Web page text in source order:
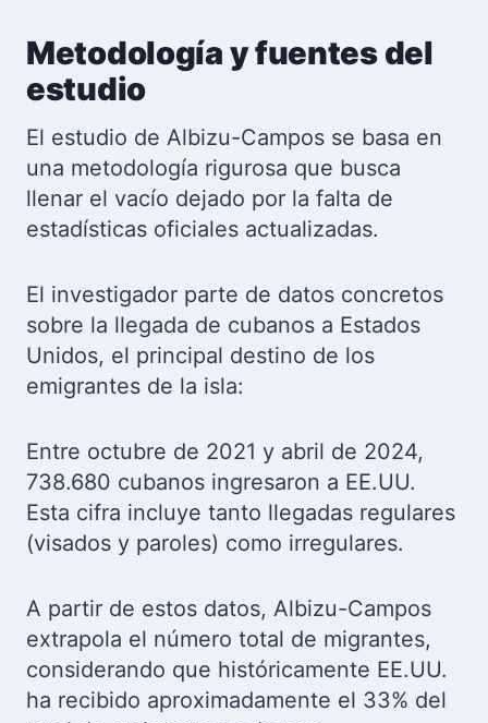
Metodología y fuentes del
estudio
El estudio de Albizu-Campos se basa en
una metodología rigurosa que busca
llenar el vacío dejado por la falta de
estadísticas oficiales actualizadas.
El investigador parte de datos concretos
sobre la llegada de cubanos a Estados
Unidos, el principal destino de los
emigrantes de la isla:
Entre octubre de 2021 y abril de 2024,
738.680 cubanos ingresaron a EE.UU.
Esta cifra incluye tanto llegadas regulares
(visados y paroles) como irregulares.
A partir de estos datos, Albizu-Campos
extrapola el número total de migrantes,
considerando que históricamente EE.UU.
ha recibido aproximadamente el 33% del